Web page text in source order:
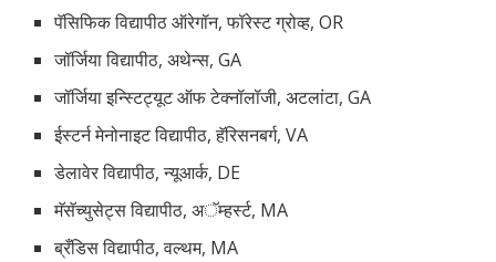
पॅसिफिक विद्यापीठ ऑरेगॉन, फॉरेस्ट ग्रोव्ह, OR
जॉर्जिया विद्यापीठ, अथेन्स, GA
जॉर्जिया इन्स्टिट्यूट ऑफ टेक्नॉलॉजी, अटलांटा, GA
ईस्टर्न मेनोनाइट विद्यापीठ, हॅरिसनबर्ग, VA
डेलावेर विद्यापीठ, न्यूआर्क, DE
मॅसॅच्युसेट्स विद्यापीठ, अॅम्हर्स्ट, MA
ब्रँडिस विद्यापीठ, वल्थम, MA